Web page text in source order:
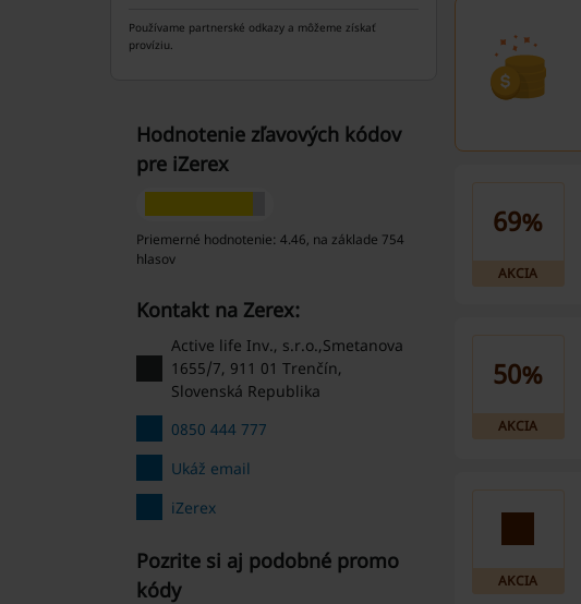
69%
AKCIA
50%
AKCIA
AKCIA
Používame partnerské odkazy a môžeme získať
províziu.
Hodnotenie zľavových kódov
pre iZerex
Priemerné hodnotenie: 4.46, na základe 754
hlasov
Kontakt na Zerex:
Active life Inv., s.r.o.,Smetanova
1655/7, 911 01 Trenčín,
Slovenská Republika
0850 444 777
Ukáž email
iZerex
Pozrite si aj podobné promo
kódy